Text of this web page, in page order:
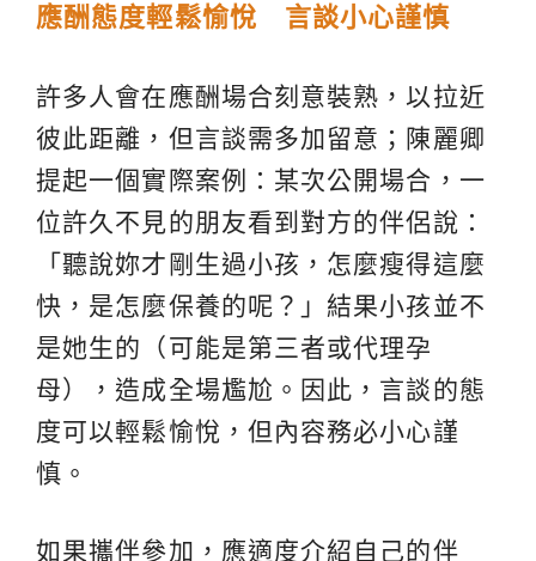
應酬態度輕鬆愉悅 言談小心謹慎
許多人會在應酬場合刻意裝熟，以拉近
彼此距離，但言談需多加留意；陳麗卿
提起一個實際案例：某次公開場合，一
位許久不見的朋友看到對方的伴侶說：
「聽說妳才剛生過小孩，怎麼瘦得這麼
快，是怎麼保養的呢？」結果小孩並不
是她生的（可能是第三者或代理孕
母），造成全場尷尬。因此，言談的態
度可以輕鬆愉悅，但內容務必小心謹
慎。
如果攜伴參加，應適度介紹自己的伴